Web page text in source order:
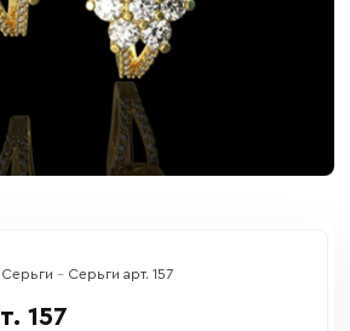
Серьги Серьги арт. 157
157